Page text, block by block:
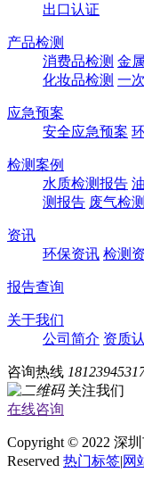
出口认证
产品检测
消费品检测 金
化妆品检测 一
应急预案
安全应急预案
检测案例
水质检测报告
测报告 废气检
资讯
环保资讯 检测
报告查询
关于我们
公司简介 资质
咨询热线
关注我们
在线咨询
Copyright © 2022 深
Reserved 热门标签|网